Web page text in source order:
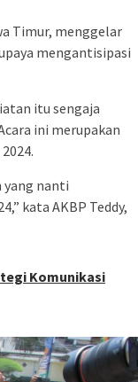
Timur, menggelar
mengantisipasi
itu sengaja
ini merupakan
yang nanti
kata AKBP Teddy,
Komunikasi